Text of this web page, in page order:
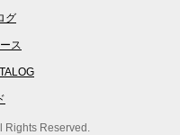
グ
ス
Reserved.